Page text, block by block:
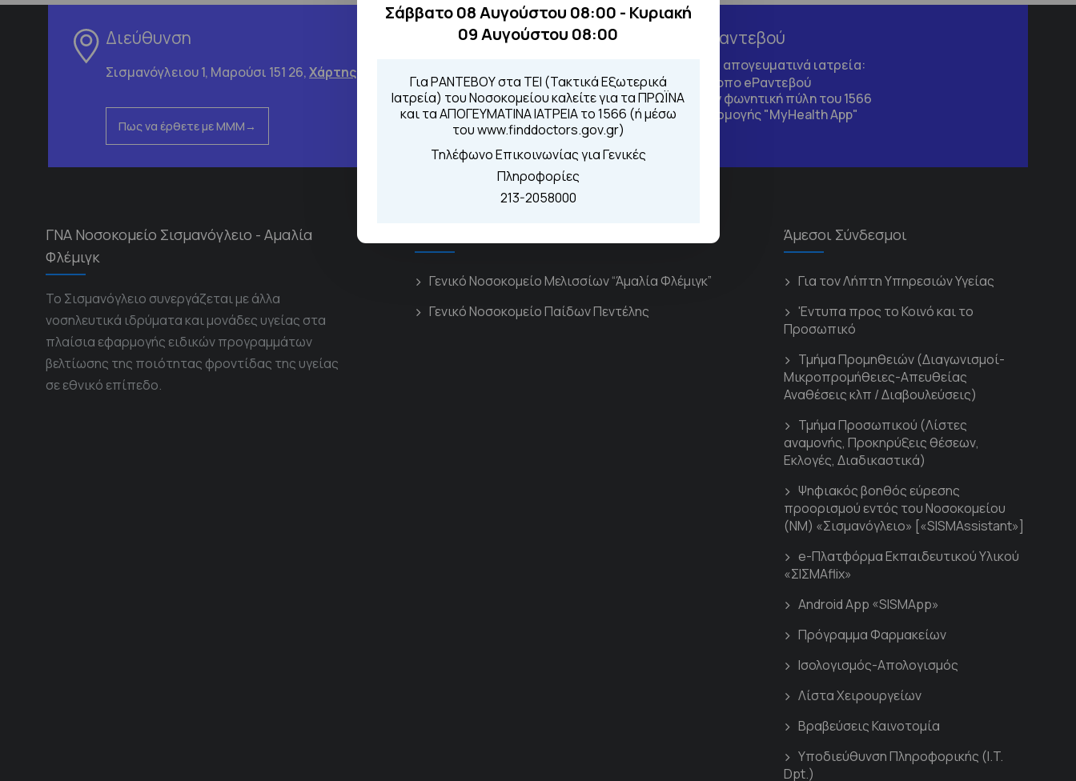
Σάββατο 08 Αυγούστου 08:00 - Κυριακή
09 Αυγούστου 08:00
Για ΡΑΝΤΕΒΟΥ στα ΤΕΙ (Τακτικά Εξωτερικά
Ιατρεία) του Νοσοκομείου καλείτε για τα ΠΡΩΪΝΑ
και τα ΑΠΟΓΕΥΜΑΤΙΝΑ ΙΑΤΡΕΙΑ το 1566 (ή μέσω
του www.finddoctors.gov.gr)
Τηλέφωνο Επικοινωνίας για Γενικές
Πληροφορίες
213-2058000
Διεύθυνση
Σισμανόγλειου 1, Μαρούσι 151 26,Χάρτης Περιοχής
Πως να έρθετε με ΜΜΜ
Τηλέφωνα για Ραντεβού
Για τα πρωινά και τα απογευματινά ιατρεία:
Από τον ιστότοποeΡαντεβού
Καλώντας στην φωνητική πύλη του 1566
Μέσω της εφαρμογής "MyHealth App"
ΓΝΑ Νοσοκομείο Σισμανόγλειο - Αμαλία
Φλέμιγκ
Το Σισμανόγλειο συνεργάζεται με άλλα
νοσηλευτικά ιδρύματα και μονάδες υγείας στα
πλαίσια εφαρμογής ειδικών προγραμμάτων
βελτίωσης της ποιότητας φροντίδας της υγείας
σε εθνικό επίπεδο.
Γενικό Νοσοκομείο Μελισσίων “Άμαλία Φλέμιγκ”
Γενικό Νοσοκομείο Παίδων Πεντέλης
Άμεσοι Σύνδεσμοι
Για τον Λήπτη Υπηρεσιών Υγείας
'Εντυπα προς το Κοινό και το
Προσωπικό
Τμήμα Προμηθειών (Διαγωνισμοί-
Μικροπρομήθειες-Απευθείας
Αναθέσεις κλπ / Διαβουλεύσεις)
Τμήμα Προσωπικού (Λίστες
αναμονής, Προκηρύξεις θέσεων,
Εκλογές, Διαδικαστικά)
Ψηφιακός βοηθός εύρεσης
προορισμού εντός του Νοσοκομείου
(ΝΜ) «Σισμανόγλειο» [«SISMAssistant»]
e-Πλατφόρμα Εκπαιδευτικού Υλικού
«ΣΙΣΜΑflix»
Android App «SISMApp»
Πρόγραμμα Φαρμακείων
Ισολογισμός-Απολογισμός
Λίστα Χειρουργείων
Βραβεύσεις Καινοτομία
Υποδιεύθυνση Πληροφορικής (I.T.
Dpt.)